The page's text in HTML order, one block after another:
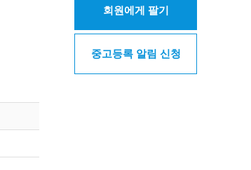
회원에게 팔기
중고등록 알림 신청